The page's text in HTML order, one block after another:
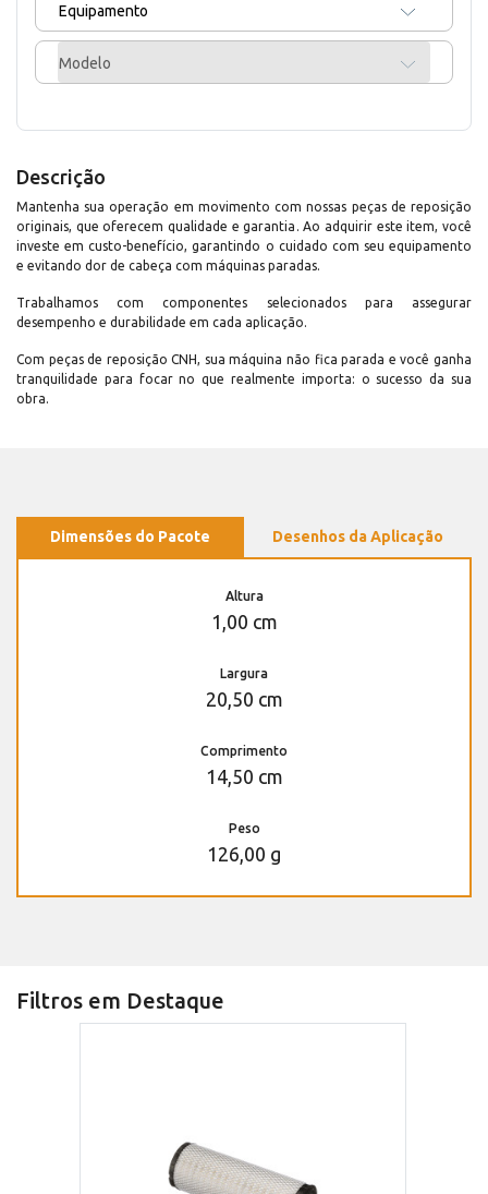
Equipamento
Modelo
Descrição
Mantenha sua operação em movimento com nossas peças de reposição
originais, que oferecem qualidade e garantia. Ao adquirir este item, você
investe em custo-benefício, garantindo o cuidado com seu equipamento
e evitando dor de cabeça com máquinas paradas.
Trabalhamos com componentes selecionados para assegurar
desempenho e durabilidade em cada aplicação.
Com peças de reposição CNH, sua máquina não fica parada e você ganha
tranquilidade para focar no que realmente importa: o sucesso da sua
obra.
Dimensões do Pacote Desenhos da Aplicação
Altura
1,00 cm
Largura
20,50 cm
Comprimento
14,50 cm
Peso
126,00 g
Filtros em Destaque